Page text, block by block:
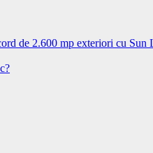
de 2.600 mp exteriori cu Sun